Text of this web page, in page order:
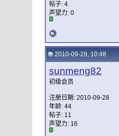
帖子: 4
声望力: 0
2010-09-29, 10:48
sunmeng82
初级会员
注册日期: 2010-09-28
年龄: 44
帖子: 11
声望力: 16